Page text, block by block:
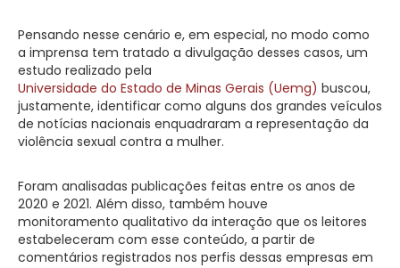
Pensando nesse cenário e, em especial, no modo como
a imprensa tem tratado a divulgação desses casos, um
estudo realizado pela
Universidade do Estado de Minas Gerais (Uemg) buscou,
justamente, identificar como alguns dos grandes veículos
de notícias nacionais enquadraram a representação da
violência sexual contra a mulher.
Foram analisadas publicações feitas entre os anos de
2020 e 2021. Além disso, também houve
monitoramento qualitativo da interação que os leitores
estabeleceram com esse conteúdo, a partir de
comentários registrados nos perfis dessas empresas em